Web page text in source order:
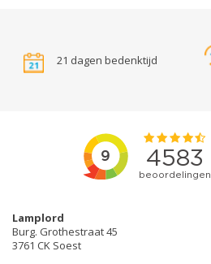
21 dagen bedenktijd
Lamplord
Burg. Grothestraat 45
3761 CK Soest